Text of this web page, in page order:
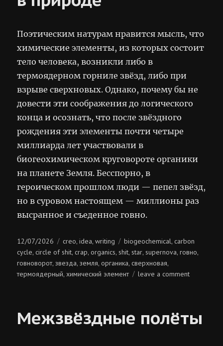
Поэтическим натурам нравится мысль, что
химические элементы, из которых состоит
тело человека, возникли либо в
термоядерном горниле звёзд, либо при
взрыве сверхновых. Однако, почему бы не
довести эти соображения до логического
конца и осознать, что после звёздного
рождения эти элементы почти четыре
миллиарда лет участвовали в
биогеохимическом круговороте органики
на планете Земля. Бесспорно, в
героическом прошлом люди — пепел звёзд,
но в суровом настоящем — миллионы раз
высранное и съеденное говно.
Posted
on
12/07/2026 Categories
creo,idea,writing Tags
biogeochemical,carbon
cycle,circle of shit,crap,organics, shit, star, supernova,говно,
говноворот,звезда,земля,органика,сверхновая,
термоядерный,химический элемент leave a commenton
природе
Межзвёздные полёты